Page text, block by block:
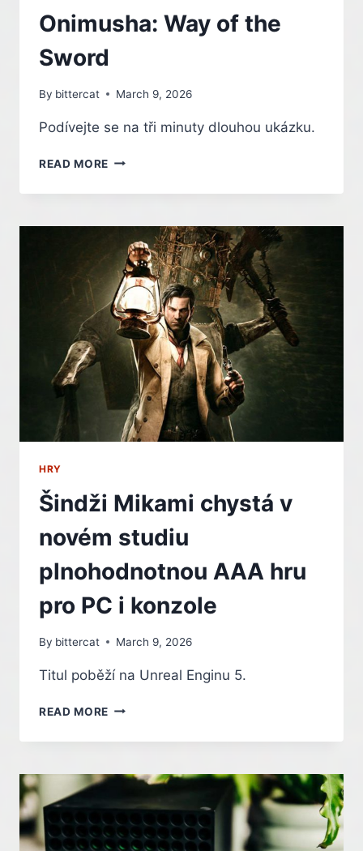
Onimusha: Way of the
Sword
By bittercat March 9, 2026
Podívejte se na tři minuty dlouhou ukázku.
READ MORE CAPCOM
NA
A
LÁKÁ
NA
AKCI
ONIMUSHA:
WAY
OF
THE
SWORD
HRY
Šindži Mikami chystá v
novém studiu
plnohodnotnou AAA hru
pro PC i konzole
By bittercat March 9, 2026
Titul poběží na Unreal Enginu 5.
READ MORE ŠINDŽI
CHYSTÁ
NOVÉM
PLNOHODNOTNOU
AAA
HRU